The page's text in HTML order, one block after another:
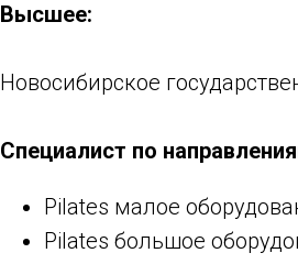
Высшее:
Новосибирское
Специалист по
Pilates малое
Pilates большое